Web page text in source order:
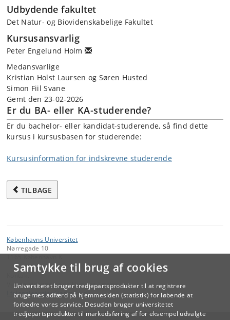
Samtykke til brug af cookies
Universitetet bruger tredjepartsprodukter til at registrere
brugernes adfærd på hjemmesiden (statistik) for løbende at
forbedre vores service. Desuden bruger universitetet
tredjepartsprodukter til markedsføring af for eksempel udvalgte
Udbydende fakultet
Det Natur- og Biovidenskabelige Fakultet
Kursusansvarlig
Peter Engelund Holm
Medansvarlige
Kristian Holst Laursen og Søren Husted
Simon Fiil Svane
Gemt den 23-02-2026
Er du BA- eller KA-studerende?
Er du bachelor- eller kandidat-studerende, så find dette
kursus i kursusbasen for studerende:
Kursusinformation for indskrevne studerende
TILBAGE
Københavns Universitet
Nørregade 10
Videreuddannelse og Livslang Læring
lifelonglearning@adm.ku.dk